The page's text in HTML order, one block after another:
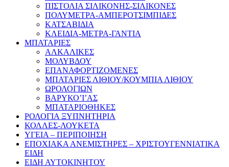
ΠΙΣΤΟΛΙΑ ΣΙΛΙΚΟΝΗΣ-ΣΙΛΙΚΟΝΕΣ
ΠΟΛΥΜΕΤΡΑ-ΑΜΠΕΡΟΤΣΙΜΠΙΔΕΣ
ΚΑΤΣΑΒΙΔΙΑ
ΚΛΕΙΔΙΑ-ΜΕΤΡΑ-ΓΑΝΤΙΑ
ΜΠΑΤΑΡΙΕΣ
ΑΛΚΑΛΙΚΕΣ
ΜΟΛΥΒΔΟΥ
ΕΠΑΝΑΦΟΡΤΙΖΟΜΕΝΕΣ
ΜΠΑΤΑΡΙΕΣ ΛΙΘΙΟΥ/ΚΟΥΜΠΙΑ ΛΙΘΙΟΥ
ΩΡΟΛΟΓΙΩΝ
ΒΑΡΥΚΟ’Ι’ΑΣ
ΜΠΑΤΑΡΙΟΘΗΚΕΣ
ΡΟΛΟΓΙΑ ΞΥΠΝΗΤΗΡΙΑ
ΚΟΛΛΕΣ-ΛΟΥΚΕΤΑ
ΥΓΕΙΑ – ΠΕΡΙΠΟΙΗΣΗ
ΕΠΟΧΙΑΚΑ ΑΝΕΜΙΣΤΗΡΕΣ – ΧΡΙΣΤΟΥΓΕΝΝΙΑΤΙΚΑ
ΕΙΔΗ
ΕΙΔΗ ΑΥΤΟΚΙΝΗΤΟΥ